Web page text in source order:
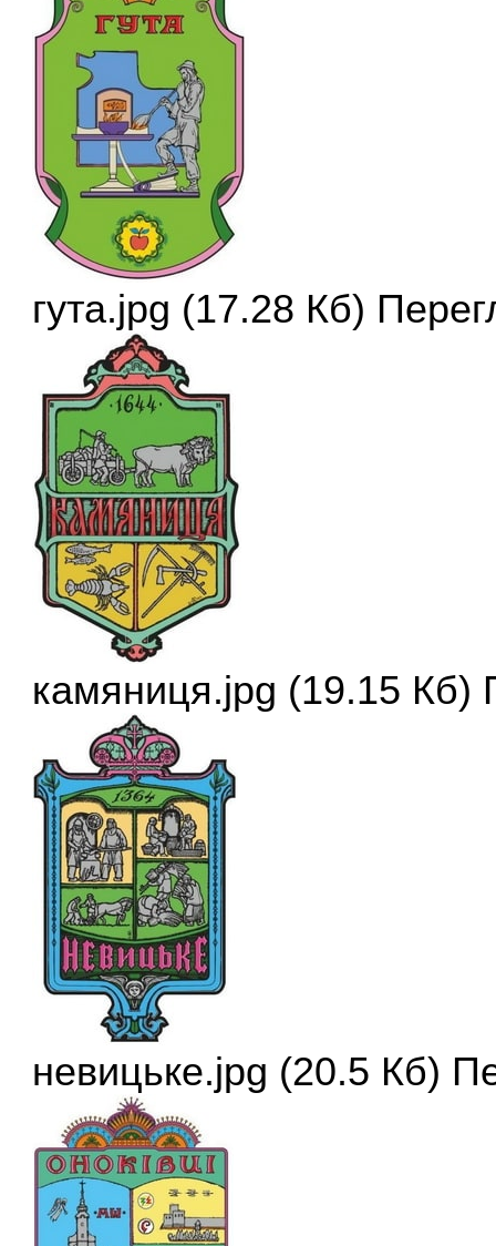
гута.jpg (17.28 Кб)
камяниця.jpg (19.15 Кб)
невицьке.jpg (20.5 Кб)